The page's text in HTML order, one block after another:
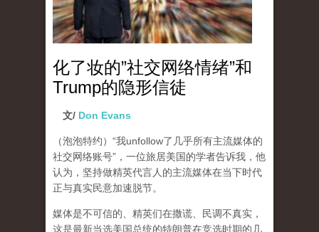
化了妆的”社交网络情绪”和
Trump的隐形信徒
文/ Don Evans
（泡泡特约） “我unfollow了几乎所有主流媒体的
社交网络账号”，一位旅居美国的学者告诉我，他
认为，坚持做精英代言人的主流媒体在当下时代
正与真实民意加速脱节。
媒体是不可信的、精英们在撒谎、民调不真实，
这是最新当选美国总统的特朗普在竞选时期的几